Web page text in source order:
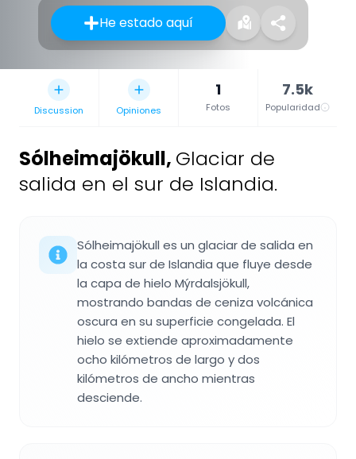
He estado aquí
Discussion Opiniones
1
Fotos
7.5k
Popularidad
Sólheimajökull, Glaciar de
salida en el sur de Islandia.
Sólheimajökull es un glaciar de salida en
la costa sur de Islandia que fluye desde
la capa de hielo Mýrdalsjökull,
mostrando bandas de ceniza volcánica
oscura en su superficie congelada. El
hielo se extiende aproximadamente
ocho kilómetros de largo y dos
kilómetros de ancho mientras
desciende.